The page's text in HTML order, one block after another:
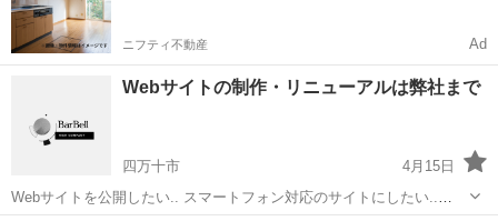
ニフティ不動産 Ad
Webサイトの制作・リニューアルは弊社まで
四万十市
4月15日
Webサイトを公開したい.. スマートフォン対応のサイトにしたい..